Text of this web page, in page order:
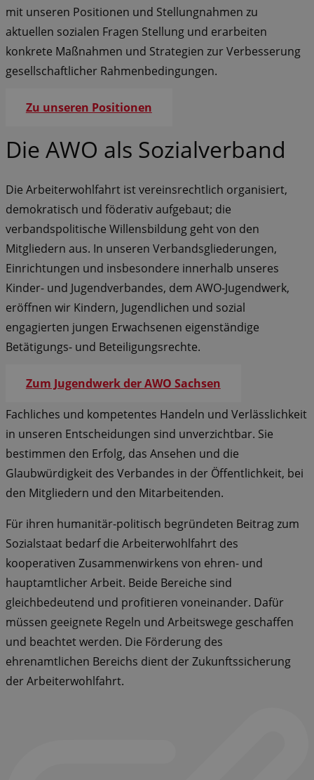
mit unseren Positionen und Stellungnahmen zu
aktuellen sozialen Fragen Stellung und erarbeiten
konkrete Maßnahmen und Strategien zur Verbesserung
gesellschaftlicher Rahmenbedingungen.
Zu unseren Positionen
Die AWO als Sozialverband
Die Arbeiterwohlfahrt ist vereinsrechtlich organisiert,
demokratisch und föderativ aufgebaut; die
verbandspolitische Willensbildung geht von den
Mitgliedern aus. In unseren Verbandsgliederungen,
Einrichtungen und insbesondere innerhalb unseres
Kinder- und Jugendverbandes, dem AWO-Jugendwerk,
eröffnen wir Kindern, Jugendlichen und sozial
engagierten jungen Erwachsenen eigenständige
Betätigungs- und Beteiligungsrechte.
Zum Jugendwerk der AWO Sachsen
Fachliches und kompetentes Handeln und Verlässlichkeit
in unseren Entscheidungen sind unverzichtbar. Sie
bestimmen den Erfolg, das Ansehen und die
Glaubwürdigkeit des Verbandes in der Öffentlichkeit, bei
den Mitgliedern und den Mitarbeitenden.
Für ihren humanitär-politisch begründeten Beitrag zum
Sozialstaat bedarf die Arbeiterwohlfahrt des
kooperativen Zusammenwirkens von ehren- und
hauptamtlicher Arbeit. Beide Bereiche sind
gleichbedeutend und profitieren voneinander. Dafür
müssen geeignete Regeln und Arbeitswege geschaffen
und beachtet werden. Die Förderung des
ehrenamtlichen Bereichs dient der Zukunftssicherung
der Arbeiterwohlfahrt.